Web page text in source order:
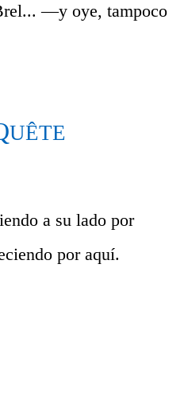
—y oye, tampoco
UÊTE
a su lado por
por aquí.